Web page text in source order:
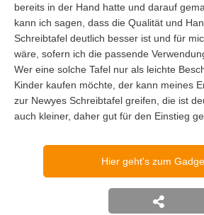
bereits in der Hand hatte und darauf
kann ich sagen, dass die Qualität und
Schreibtafel deutlich besser ist und für
wäre, sofern ich die passende
Wer eine solche Tafel nur als leichte
Kinder kaufen möchte, der kann meines
zur Newyes Schreibtafel greifen, die ist
auch kleiner, daher gut für den Einstieg
Hier geht's zum